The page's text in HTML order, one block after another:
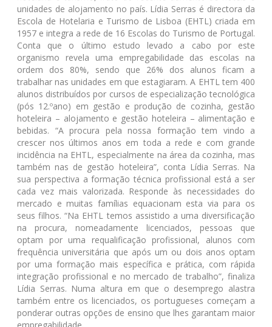
unidades de alojamento no país. Lídia Serras é directora da
Escola de Hotelaria e Turismo de Lisboa (EHTL) criada em
1957 e integra a rede de 16 Escolas do Turismo de Portugal.
Conta que o último estudo levado a cabo por este
organismo revela uma empregabilidade das escolas na
ordem dos 80%, sendo que 26% dos alunos ficam a
trabalhar nas unidades em que estagiaram. A EHTL tem 400
alunos distribuídos por cursos de especialização tecnológica
(pós 12.ºano) em gestão e produção de cozinha, gestão
hoteleira – alojamento e gestão hoteleira – alimentação e
bebidas. “A procura pela nossa formação tem vindo a
crescer nos últimos anos em toda a rede e com grande
incidência na EHTL, especialmente na área da cozinha, mas
também nas de gestão hoteleira”, conta Lídia Serras. Na
sua perspectiva a formação técnica profissional está a ser
cada vez mais valorizada. Responde às necessidades do
mercado e muitas famílias equacionam esta via para os
seus filhos. “Na EHTL temos assistido a uma diversificação
na procura, nomeadamente licenciados, pessoas que
optam por uma requalificação profissional, alunos com
frequência universitária que após um ou dois anos optam
por uma formação mais específica e prática, com rápida
integração profissional e no mercado de trabalho”, finaliza
Lídia Serras. Numa altura em que o desemprego alastra
também entre os licenciados, os portugueses começam a
ponderar outras opções de ensino que lhes garantam maior